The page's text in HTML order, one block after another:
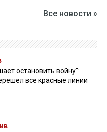
Все новости »
остановить войну":
все красные линии